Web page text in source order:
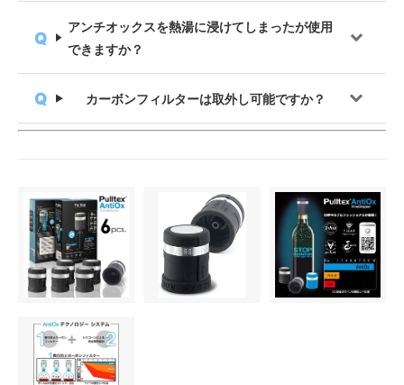
アンチオックスを熱湯に浸けてしまったが使用
できますか？
カーボンフィルターは取外し可能ですか？